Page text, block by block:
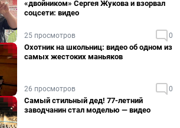
«двойником» Сергея Жукова и взорвал
соцсети: видео
25 просмотров 0
Охотник на школьниц: видео об одном из
самых жестоких маньяков
26 просмотров 0
Самый стильный дед! 77-летний
заводчанин стал моделью — видео